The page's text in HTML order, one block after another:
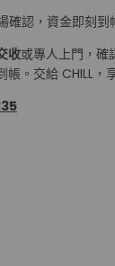
認，資金即刻到
收或專人上門，確
。交給 CHILL，